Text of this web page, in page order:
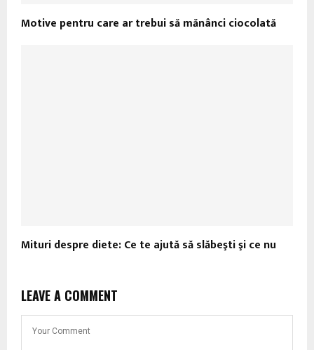
Motive pentru care ar trebui să mănânci ciocolată
Mituri despre diete: Ce te ajută să slăbeşti şi ce nu
LEAVE A COMMENT